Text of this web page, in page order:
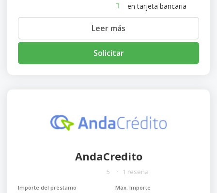
en tarjeta bancaria
Leer más
Solicitar
AndaCredito
5 1 reseña
Importe del préstamo Máx. Importe